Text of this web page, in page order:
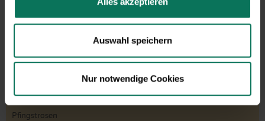
Auswahl speichern
Nur notwendige Cookies
Ziergräser
Gründüngung
Pfingstrosen